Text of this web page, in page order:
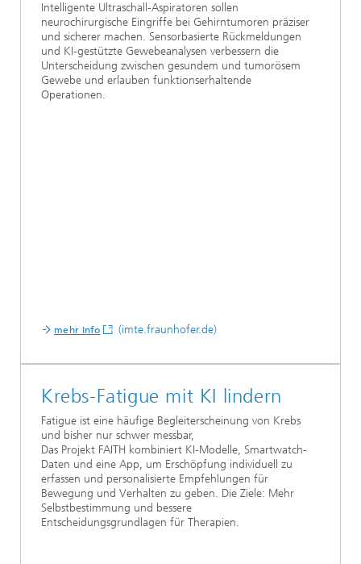
Intelligente Ultraschall-Aspiratoren sollen
neurochirurgische Eingriffe bei Gehirntumoren präziser
und sicherer machen. Sensorbasierte Rückmeldungen
und KI-gestützte Gewebeanalysen verbessern die
Unterscheidung zwischen gesundem und tumorösem
Gewebe und erlauben funktionserhaltende
Operationen.
mehr Info (imte.fraunhofer.de)
Krebs-Fatigue mit KI lindern
Fatigue ist eine häufige Begleiterscheinung von Krebs
und bisher nur schwer messbar,
Das Projekt FAITH kombiniert KI-Modelle, Smartwatch-
Daten und eine App, um Erschöpfung individuell zu
erfassen und personalisierte Empfehlungen für
Bewegung und Verhalten zu geben. Die Ziele: Mehr
Selbstbestimmung und bessere
Entscheidungsgrundlagen für Therapien.